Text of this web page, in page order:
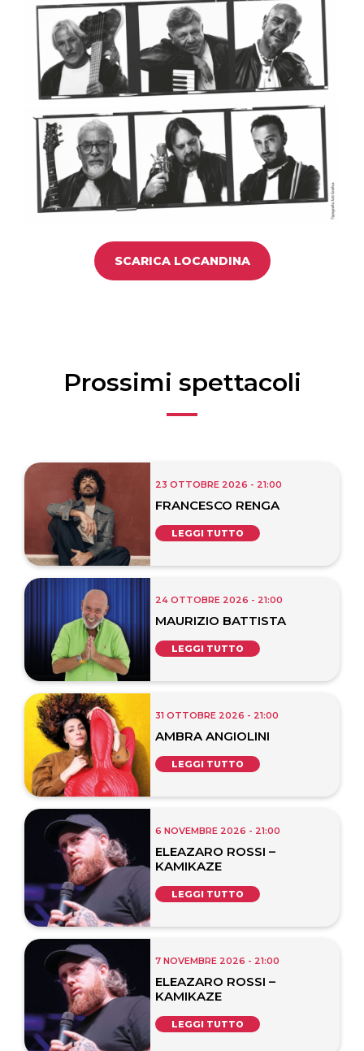
SCARICA LOCANDINA
Prossimi spettacoli
23 OTTOBRE 2026 - 21:00
FRANCESCO RENGA
LEGGI TUTTO
24 OTTOBRE 2026 - 21:00
MAURIZIO BATTISTA
LEGGI TUTTO
31 OTTOBRE 2026 - 21:00
AMBRA ANGIOLINI
LEGGI TUTTO
6 NOVEMBRE 2026 - 21:00
ELEAZARO ROSSI –
KAMIKAZE
LEGGI TUTTO
7 NOVEMBRE 2026 - 21:00
ELEAZARO ROSSI –
KAMIKAZE
LEGGI TUTTO